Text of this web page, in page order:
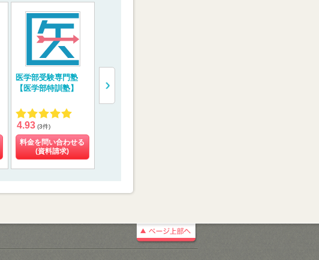
医学部受験専門塾
【医学部特訓塾】
4.93 (3件)
料金を問い合わせる
(資料請求)
【京都医塾】